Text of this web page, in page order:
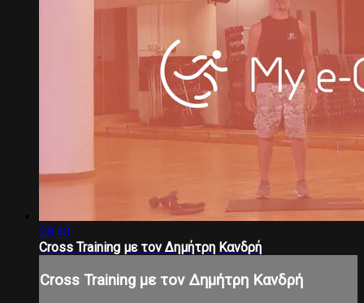
28:43
Cross Training με τον Δημήτρη Κανδρή
Cross Training με τον Δημήτρη Κανδρή